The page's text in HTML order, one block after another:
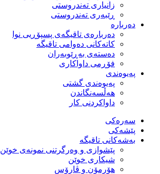
زانیاری تەندروستی
ڕێبەری تەندروستی
دەربارە
دەربارەی تاقیگەی پسپۆڕیی نوا
كاتەكانی دەوامی تاقیگە
دەستەی بەڕێوبەران
فۆڕمی داواكاری
پەیوەندی
پەیوەندی گشتی
هەڵسەنگاندن
داواكردنی كار
سەرەکی
پێشەکی
بەشەكانی تاقیگە
پێشوازی و وەرگرتنی نمونەی خوێن
شیكاری خوێن
هۆرمۆن و ڤارۆس